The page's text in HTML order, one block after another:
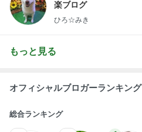
楽ブログ
ひろ☆みき
もっと見る
オフィシャルブロガーランキング
総合ランキング